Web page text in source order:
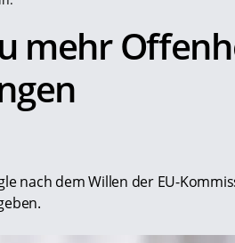
mehr
nach dem Willen der EU-